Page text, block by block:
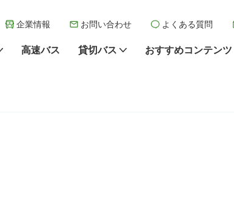
企業情報 お問い合わせ よくある質問
高速バス 貸切バス おすすめコンテンツ